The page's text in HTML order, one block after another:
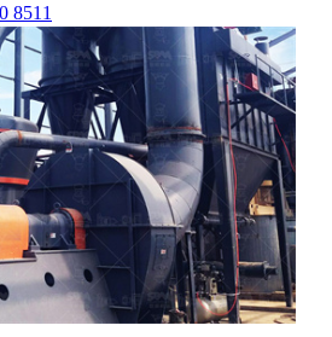
8511